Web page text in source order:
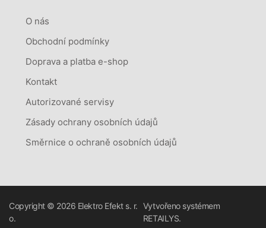
O nás
Obchodní podmínky
Doprava a platba e-shop
Kontakt
Autorizované servisy
Zásady ochrany osobních údajů
Směrnice o ochraně osobních údajů
Copyright © 2026 Elektro Efekt s. r.
o.
Vytvořeno systémem
RETAILYS.